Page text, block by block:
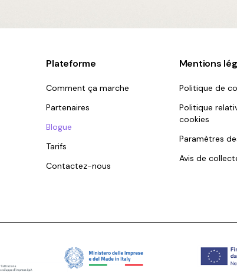
Plateforme
Comment ça marche
Partenaires
Blogue
Tarifs
Contactez-nous
Mentions
Politique de
Politique
cookies
Paramètres
Avis de